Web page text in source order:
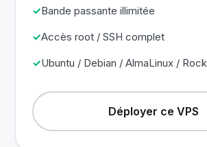
Bande passante illimitée
Accès root / SSH complet
Ubuntu / Debian / AlmaLinux /
Déployer ce VPS